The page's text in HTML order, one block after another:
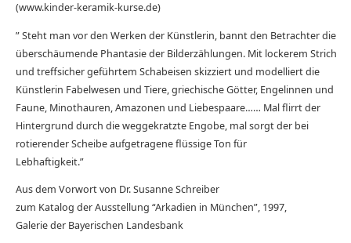
(www.kinder-keramik-kurse.de)
” Steht man vor den Werken der Künstlerin, bannt den Betrachter die
überschäumende Phantasie der Bilderzählungen. Mit lockerem Strich
und treffsicher geführtem Schabeisen skizziert und modelliert die
Künstlerin Fabelwesen und Tiere, griechische Götter, Engelinnen und
Faune, Minothauren, Amazonen und Liebespaare…… Mal flirrt der
Hintergrund durch die weggekratzte Engobe, mal sorgt der bei
rotierender Scheibe aufgetragene flüssige Ton für
Lebhaftigkeit.”
Aus dem Vorwort von Dr. Susanne Schreiber
zum Katalog der Ausstellung “Arkadien in München”, 1997,
Galerie der Bayerischen Landesbank